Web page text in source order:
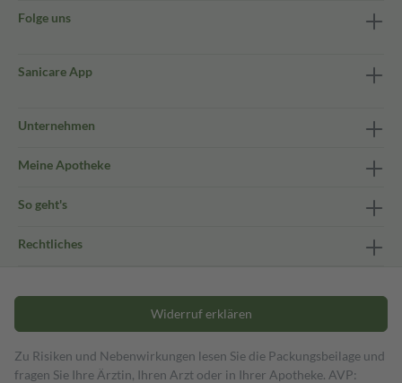
Folge uns
Sanicare App
Unternehmen
Meine Apotheke
So geht's
Rechtliches
Widerruf erklären
Zu Risiken und Nebenwirkungen lesen Sie die Packungsbeilage und
fragen Sie Ihre Ärztin, Ihren Arzt oder in Ihrer Apotheke. AVP: